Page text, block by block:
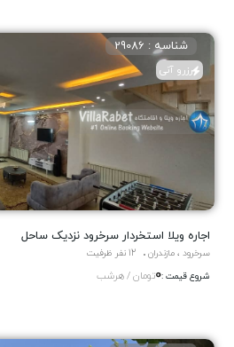
اجاره ویلا استخردار سرخرود نزدیک ساحل
شناسه : 29086
رزرو آنی
سرخرود ، مازندران
12 نفر ظرفیت
شروع قیمت :0تومان / هرشب